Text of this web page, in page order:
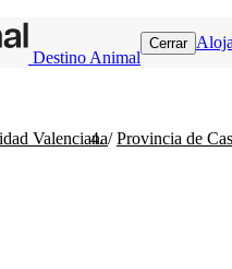
Destino Animal
Cerrar
Valenciana/ Provincia de